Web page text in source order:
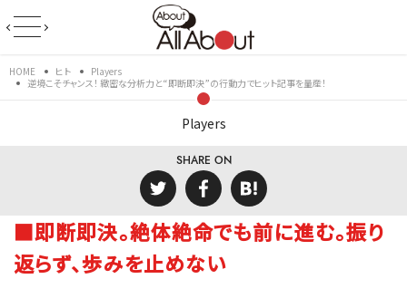
HOME ヒト
Players
逆境こそチャンス！ 緻密な分析力と“即断即決”の行動力でヒット記事を量産！
Players
SHARE ON
■即断即決。絶体絶命でも前に進む。振り
返らず、歩みを止めない